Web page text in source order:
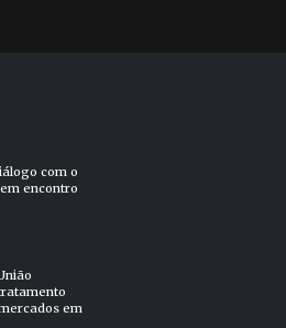
com o
encontro
em